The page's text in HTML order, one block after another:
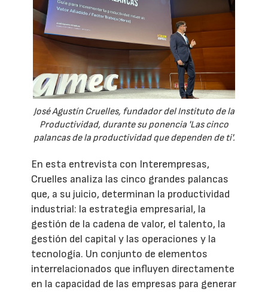
José Agustín Cruelles, fundador del Instituto de la
Productividad, durante su ponencia 'Las cinco
palancas de la productividad que dependen de ti'.
En esta entrevista con Interempresas,
Cruelles analiza las cinco grandes palancas
que, a su juicio, determinan la productividad
industrial: la estrategia empresarial, la
gestión de la cadena de valor, el talento, la
gestión del capital y las operaciones y la
tecnología. Un conjunto de elementos
interrelacionados que influyen directamente
en la capacidad de las empresas para generar